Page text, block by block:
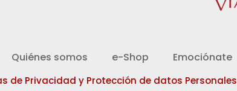
Quiénes somos e-Shop Emociónate
de Privacidad y Protección de datos Personales